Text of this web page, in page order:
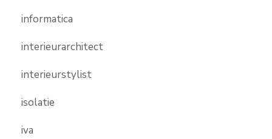
informatica
interieurarchitect
interieurstylist
isolatie
iva